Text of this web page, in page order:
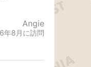
Angie
年8月に訪問